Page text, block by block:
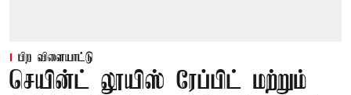
பிற விளையாட்டு
செயின்ட் லூயிஸ் ரேப்பிட் மற்றும்